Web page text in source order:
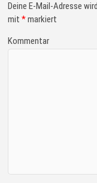
Deine E-Mail-Adresse
mit*markiert
Kommentar